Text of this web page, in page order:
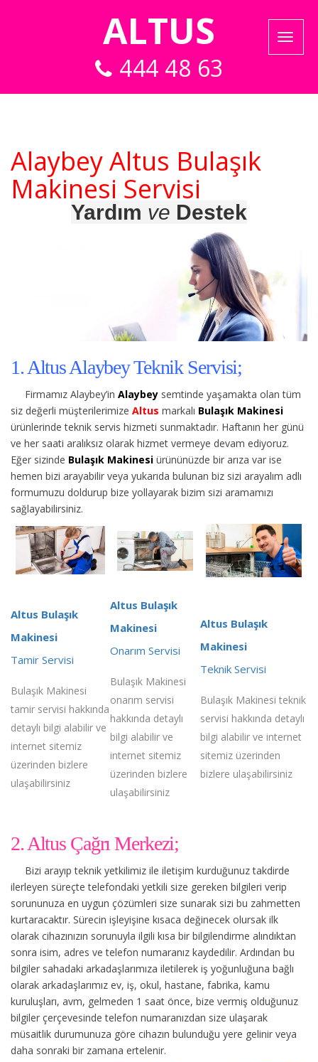
ALTUS
444 48 63
Alaybey Altus Bulaşık
Makinesi Servisi
Yardım ve Destek
1. Altus Alaybey Teknik Servisi;
Firmamız Alaybey’in Alaybey semtinde yaşamakta olan tüm
siz değerli müşterilerimize Altus markalı Bulaşık Makinesi
ürünlerinde teknik servis hizmeti sunmaktadır. Haftanın her günü
ve her saati aralıksız olarak hizmet vermeye devam ediyoruz.
Eğer sizinde Bulaşık Makinesi ürününüzde bir arıza var ise
hemen bizi arayabilir veya yukarıda bulunan biz sizi arayalım adlı
formumuzu doldurup bize yollayarak bizim sizi aramamızı
sağlayabilirsiniz.
Altus Bulaşık
Makinesi
Tamir Servisi
Bulaşık Makinesi
tamir servisi hakkında
detaylı bilgi alabilir ve
internet sitemiz
üzerinden bizlere
ulaşabilirsiniz
Altus Bulaşık
Makinesi
Onarım Servisi
Bulaşık Makinesi
onarım servisi
hakkında detaylı
bilgi alabilir ve
internet sitemiz
üzerinden bizlere
ulaşabilirsiniz
Altus Bulaşık
Makinesi
Teknik Servisi
Bulaşık Makinesi teknik
servisi hakkında detaylı
bilgi alabilir ve internet
sitemiz üzerinden
bizlere ulaşabilirsiniz
2. Altus Çağrı Merkezi;
Bizi arayıp teknik yetkilimiz ile iletişim kurduğunuz takdirde
ilerleyen süreçte telefondaki yetkili size gereken bilgileri verip
sorununuza en uygun çözümleri size sunarak sizi bu zahmetten
kurtaracaktır. Sürecin işleyişine kısaca değinecek olursak ilk
olarak cihazınızın sorunuyla ilgili kısa bir bilgilendirme alındıktan
sonra isim, adres ve telefon numaranız kaydedilir. Ardından bu
bilgiler sahadaki arkadaşlarımıza iletilerek iş yoğunluğuna bağlı
olarak arkadaşlarımız ev, iş, okul, hastane, fabrika, kamu
kuruluşları, avm, gelmeden 1 saat önce, bize vermiş olduğunuz
bilgiler çerçevesinde telefon numaranızdan size ulaşarak
müsaitlik durumunuza göre cihazın bulunduğu yere gelinir veya
daha sonraki bir zamana ertelenir.